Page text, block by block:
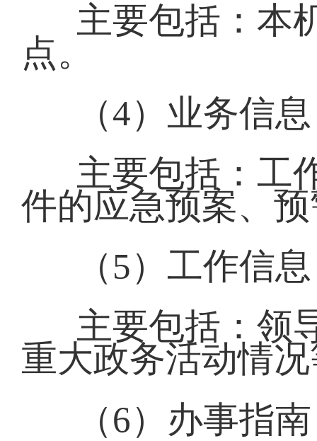
主要包括：本
点。
（4）业务信息
主要包括：工
件的应急预案、
（5）工作信息
主要包括：领
重大政务活动情
（6）办事指南